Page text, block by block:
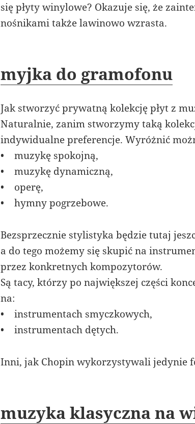
się płyty winylowe? Okazuje się, że
nośnikami także lawinowo wzrasta.
myjka do gramofonu
Jak stworzyć prywatną kolekcję płyt z
Naturalnie, zanim stworzymy taką
indywidualne preferencje. Wyróżnić
• muzykę spokojną,
• muzykę dynamiczną,
• operę,
• hymny pogrzebowe.
Bezsprzecznie stylistyka będzie tutaj
a do tego możemy się skupić na
przez konkretnych kompozytorów.
Są tacy, którzy po największej części
na:
• instrumentach smyczkowych,
• instrumentach dętych.
Inni, jak Chopin wykorzystywali jedynie
muzyka klasyczna na